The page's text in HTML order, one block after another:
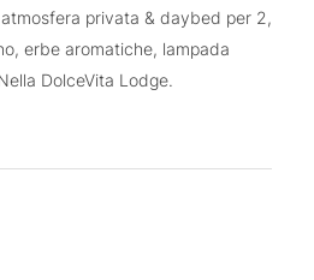
privata & daybed per 2,
erbe aromatiche, lampada
DolceVita Lodge.